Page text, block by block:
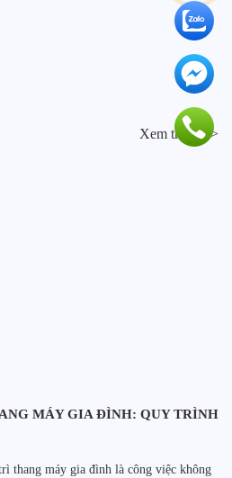
Xem thêm >>
MÁY GIA ĐÌNH: QUY TRÌNH
thang máy gia đình là công việc không